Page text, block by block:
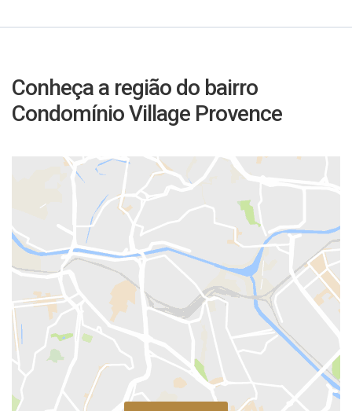
Conheça a região do bairro
Condomínio Village Provence